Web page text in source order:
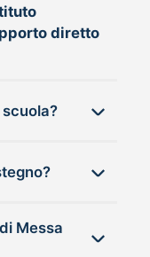
diretto
Chi può inviare una MAD a scuola?
Messa